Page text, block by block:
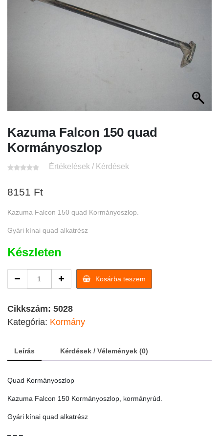
Kazuma Falcon 150 quad
Kormányoszlop
Értékelések / Kérdések
8151 Ft
Kazuma Falcon 150 quad Kormányoszlop.
Gyári kínai quad alkatrész
Készleten
Falcon
quad
quantity
Kosárba teszem
Cikkszám: 5028
Kategória: Kormány
Leírás Kérdések / Vélemények (0)
Quad Kormányoszlop
Kazuma Falcon 150 Kormányoszlop, kormányrúd.
Gyári kínai quad alkatrész
– – –